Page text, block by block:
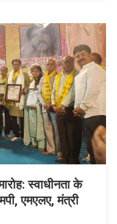
स्वाधीनता के
एमएलए, मंत्री